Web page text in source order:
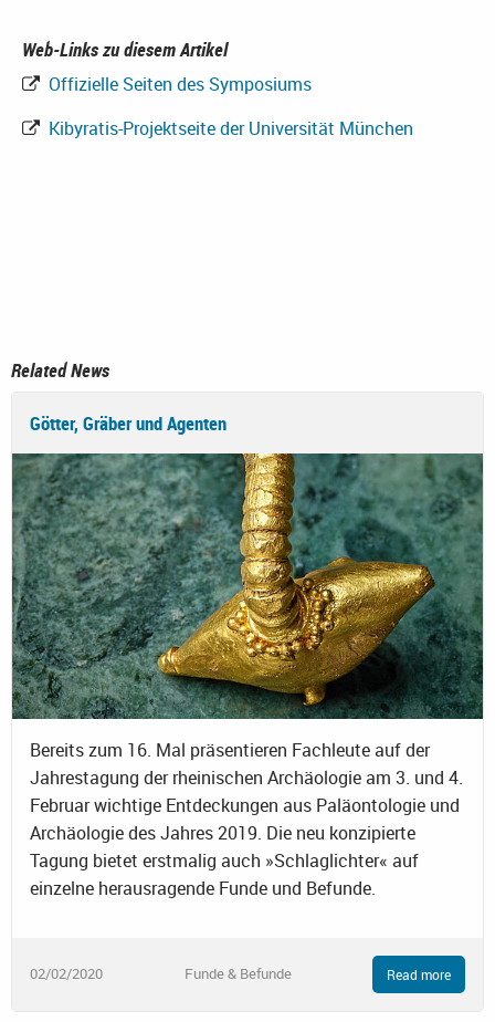
Web-Links zu diesem Artikel
Offizielle Seiten des Symposiums
Kibyratis-Projektseite der Universität München
Related News
Götter, Gräber und Agenten
Bereits zum 16. Mal präsentieren Fachleute auf der
Jahrestagung der rheinischen Archäologie am 3. und 4.
Februar wichtige Entdeckungen aus Paläontologie und
Archäologie des Jahres 2019. Die neu konzipierte
Tagung bietet erstmalig auch »Schlaglichter« auf
einzelne herausragende Funde und Befunde.
02/02/2020 Funde & Befunde Read more